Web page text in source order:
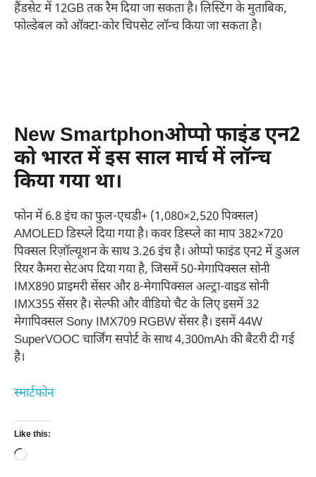
हैंडसेट में 12GB तक रैम दिया जा सकता है। लिस्टिंग के मुताबिक,
फोल्डेबल को ऑक्टा-कोर चिपसेट लॉन्च किया जा सकता है।
New Smartphonओप्पो फाइंड एन2
को भारत में इस साल मार्च में लॉन्च
किया गया था।
फोन में 6.8 इंच का फुल-एचडी+ (1,080×2,520 पिक्सल)
AMOLED डिस्प्ले दिया गया है। कवर डिस्प्ले का माप 382×720
पिक्सल रिज़ॉल्यूशन के साथ 3.26 इंच है। ओप्पो फाइंड एन2 में डुअल
रियर कैमरा सेटअप दिया गया है, जिसमें 50-मेगापिक्सल सोनी
IMX890 प्राइमरी सेंसर और 8-मेगापिक्सल अल्ट्रा-वाइड सोनी
IMX355 सेंसर है। सेल्फी और वीडियो चैट के लिए इसमें 32
मेगापिक्सल Sony IMX709 RGBW सेंसर है। इसमें 44W
SuperVOOC चार्जिंग सपोर्ट के साथ 4,300mAh की बैटरी दी गई
है।
स्मार्टफोन
Like this:
Loading…